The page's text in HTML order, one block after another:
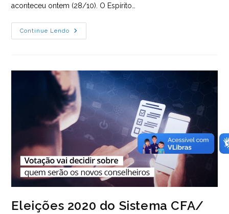
aconteceu ontem (28/10). O Espírito…
Continue Lendo
Eleições
2020:
Justifique!
Eleições 2020 do Sistema CFA/